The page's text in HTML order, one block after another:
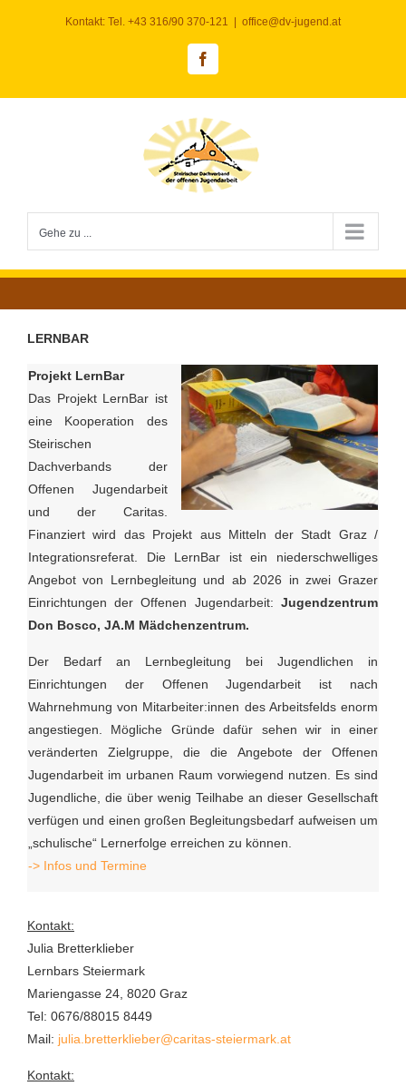
Kontakt: Tel. +43 316/90 370-121 office@dv-jugend.at
Facebook
Gehe zu ...
LERNBAR
Projekt LernBar
Das Projekt LernBar ist
eine Kooperation des
Steirischen
Dachverbands der
Offenen Jugendarbeit
und der Caritas.
Finanziert wird das Projekt aus Mitteln der Stadt Graz /
Integrationsreferat. Die LernBar ist ein niederschwelliges
Angebot von Lernbegleitung und ab 2026 in zwei Grazer
Einrichtungen der Offenen Jugendarbeit: Jugendzentrum
Don Bosco, JA.M Mädchenzentrum.
Der Bedarf an Lernbegleitung bei Jugendlichen in
Einrichtungen der Offenen Jugendarbeit ist nach
Wahrnehmung von Mitarbeiter:innen des Arbeitsfelds enorm
angestiegen. Mögliche Gründe dafür sehen wir in einer
veränderten Zielgruppe, die die Angebote der Offenen
Jugendarbeit im urbanen Raum vorwiegend nutzen. Es sind
Jugendliche, die über wenig Teilhabe an dieser Gesellschaft
verfügen und einen großen Begleitungsbedarf aufweisen um
„schulische“ Lernerfolge erreichen zu können.
-> Infos und Termine
Kontakt:
Julia Bretterklieber
Lernbars Steiermark
Mariengasse 24, 8020 Graz
Tel: 0676/88015 8449
Mail: julia.bretterklieber@caritas-steiermark.at
Kontakt: